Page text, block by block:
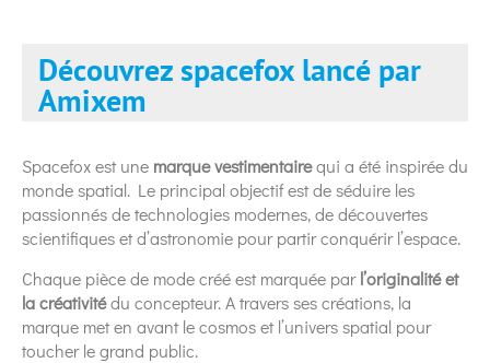
Découvrez spacefox lancé par
Amixem
Spacefox est une marque vestimentairequi a été inspirée du
monde spatial. Le principal objectif est de séduire les
passionnés de technologies modernes, de découvertes
scientifiques et d’astronomie pour partir conquérir l’espace.
Chaque pièce de mode créé est marquée parl’originalité et
la créativitédu concepteur. A travers ses créations, la
marque met en avant le cosmos et l’univers spatial pour
toucher le grand public.